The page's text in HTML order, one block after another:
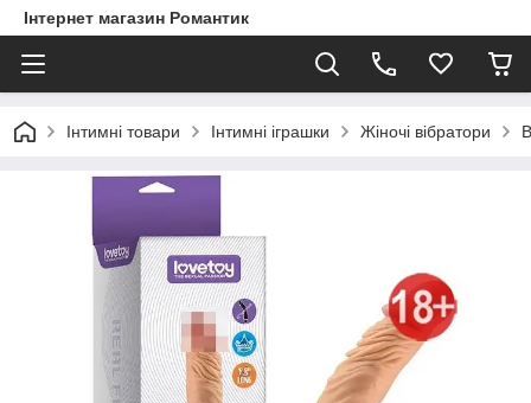
Інтернет магазин Романтик
Інтимні товари Інтимні іграшки Жіночі вібратори